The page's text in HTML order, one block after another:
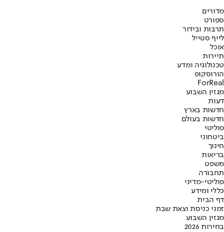
מדורים
ספורט
תרבות ובידור
לייף סטייל
אוכל
תיירות
טכנולוגיה ומדע
הורוסקופ
ForReal
מגזין השבוע
דעות
חדשות בארץ
חדשות בעולם
פוליטי
ביטחוני
חינוך
בריאות
משפט
תחבורה
פוליטי-מדיני
כללי ומידע
דף הבית
זמני כניסת וצאת שבת
מגזין השבוע
בחירות 2026